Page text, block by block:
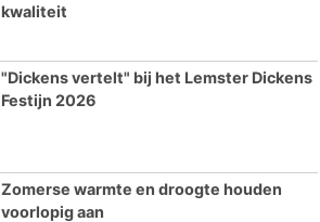
kwaliteit
"Dickens vertelt" bij het Lemster Dickens
Festijn 2026
Zomerse warmte en droogte houden
voorlopig aan